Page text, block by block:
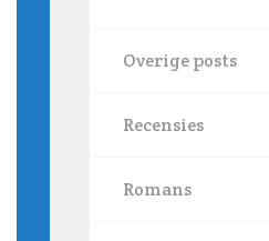
Overige posts
Recensies
Romans